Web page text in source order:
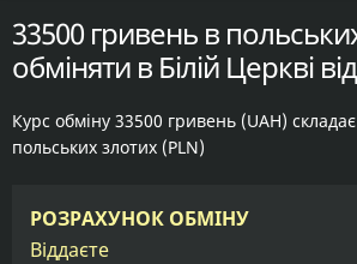
33500 гривень в
обміняти в Білій Церкві
Курс обміну 33500 гривень (UAH)
польських злотих (PLN)
РОЗРАХУНОК ОБМІНУ
Віддаєте